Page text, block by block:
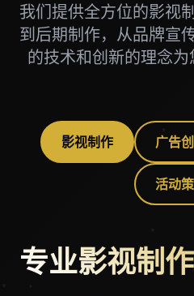
我们提供全方位的影视
到后期制作，从品牌宣
的技术和创新的理念为
影视制作 广告
活动
专业影视制作